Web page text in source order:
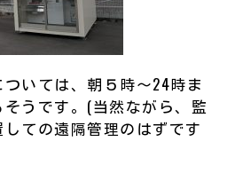
いては、朝５時～24時ま
うです。(当然ながら、監
ての遠隔管理のはずです